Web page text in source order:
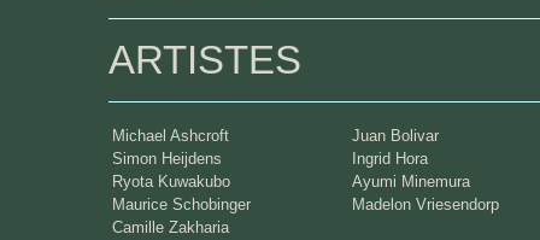
ARTISTES
Michael Ashcroft
Juan Bolivar
Simon Heijdens
Ingrid Hora
Ryota Kuwakubo
Ayumi Minemura
Maurice Schobinger
Madelon Vriesendorp
Camille Zakharia